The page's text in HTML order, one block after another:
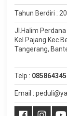
Tahun Berdiri :
Jl.Halim Perdana
Kel.Pajang
Tangerang,
Telp :
Email :